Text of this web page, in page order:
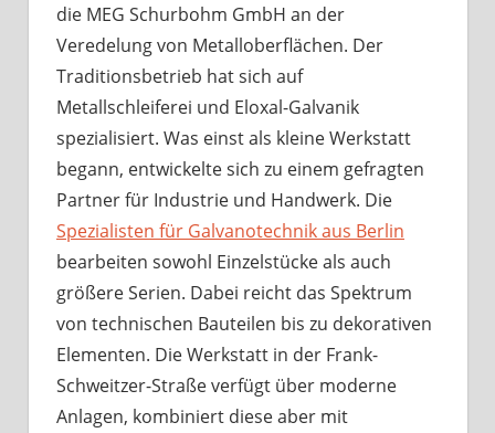
die MEG Schurbohm GmbH an der
Veredelung von Metalloberflächen. Der
Traditionsbetrieb hat sich auf
Metallschleiferei und Eloxal-Galvanik
spezialisiert. Was einst als kleine Werkstatt
begann, entwickelte sich zu einem gefragten
Partner für Industrie und Handwerk. Die
Spezialisten für Galvanotechnik aus Berlin
bearbeiten sowohl Einzelstücke als auch
größere Serien. Dabei reicht das Spektrum
von technischen Bauteilen bis zu dekorativen
Elementen. Die Werkstatt in der Frank-
Schweitzer-Straße verfügt über moderne
Anlagen, kombiniert diese aber mit